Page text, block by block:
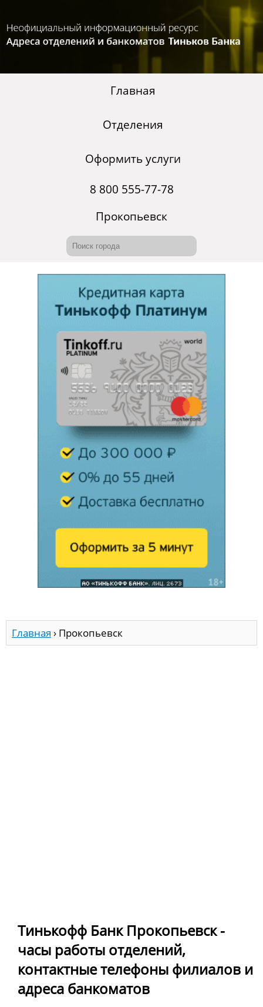
Главная
Отделения
Оформить услуги
8 800 555-77-78
Прокопьевск
Главная › Прокопьевск
Тинькофф Банк Прокопьевск -
часы работы отделений,
контактные телефоны филиалов и
адреса банкоматов